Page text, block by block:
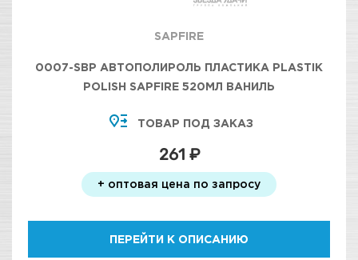
SAPFIRE
0007-SBP АВТОПОЛИРОЛЬ ПЛАСТИКА PLASTIK
POLISH SAPFIRE 520МЛ ВАНИЛЬ
ТОВАР ПОД ЗАКАЗ
261 ₽
+ оптовая цена по запросу
ПЕРЕЙТИ К ОПИСАНИЮ